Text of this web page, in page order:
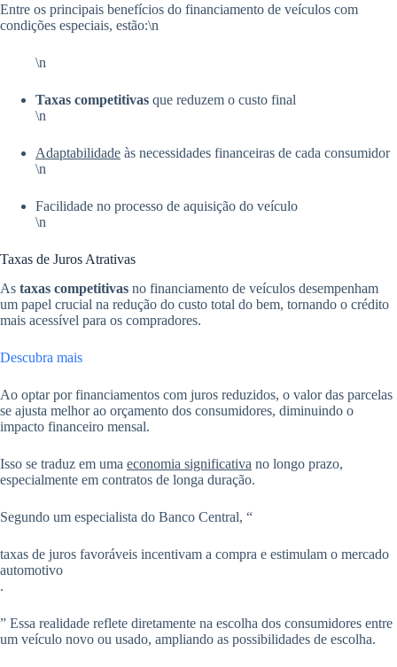
Entre os principais benefícios do financiamento de veículos com
condições especiais, estão:\n
\n
Taxas competitivas que reduzem o custo final
\n
Adaptabilidade às necessidades financeiras de cada consumidor
\n
Facilidade no processo de aquisição do veículo
\n
Taxas de Juros Atrativas
As taxas competitivas no financiamento de veículos desempenham
um papel crucial na redução do custo total do bem, tornando o crédito
mais acessível para os compradores.
Descubra mais
Ao optar por financiamentos com juros reduzidos, o valor das parcelas
se ajusta melhor ao orçamento dos consumidores, diminuindo o
impacto financeiro mensal.
Isso se traduz em uma economia significativa no longo prazo,
especialmente em contratos de longa duração.
Segundo um especialista do Banco Central, “
taxas de juros favoráveis incentivam a compra e estimulam o mercado
automotivo
.
” Essa realidade reflete diretamente na escolha dos consumidores entre
um veículo novo ou usado, ampliando as possibilidades de escolha.